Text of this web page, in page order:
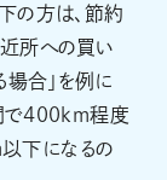
の方は、節約
近所への買い
場合」を例に
で400km程度
下になるの